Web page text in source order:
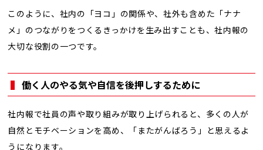
このように、社内の「ヨコ」の関係や、社外も含めた「ナナ
メ」のつながりをつくるきっかけを生み出すことも、社内報の
大切な役割の一つです。
働く人のやる気や自信を後押しするために
社内報で社員の声や取り組みが取り上げられると、多くの人が
自然とモチベーションを高め、「またがんばろう」と思えるよ
うになります。